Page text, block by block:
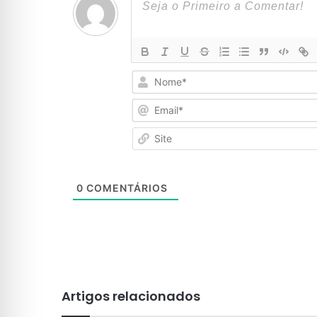
0 COMENTÁRIOS
Artigos relacionados